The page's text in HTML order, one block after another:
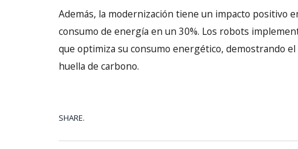
Además, la modernización tiene un impacto positivo
consumo de energía en un 30%. Los robots
que optimiza su consumo energético, demostrando
huella de carbono.
SHARE.